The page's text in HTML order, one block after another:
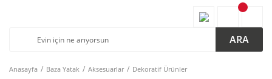
ARA
Anasayfa Baza Yatak Aksesuarlar Dekoratif Ürünler